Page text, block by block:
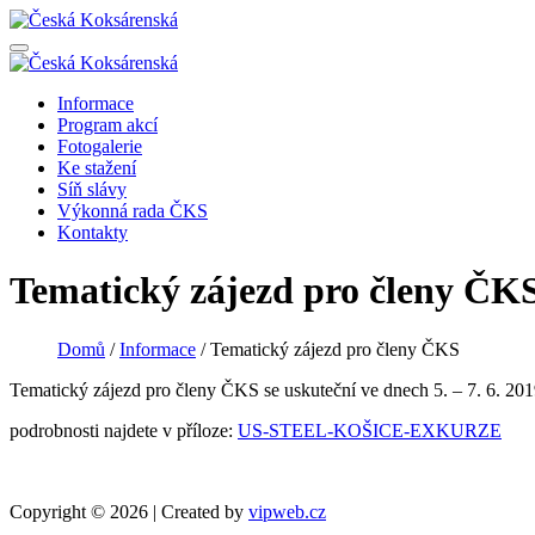
Informace
Program akcí
Fotogalerie
Ke stažení
Síň slávy
Výkonná rada ČKS
Kontakty
Tematický zájezd pro členy
Domů /Informace /Tematický zájezd pro členy ČKS
Tematický zájezd pro členy ČKS se uskuteční ve dnech 5. – 7. 6.
podrobnosti najdete v příloze: US-STEEL-KOŠICE-EXKURZE
Copyright © 2026 | Created by vipweb.cz